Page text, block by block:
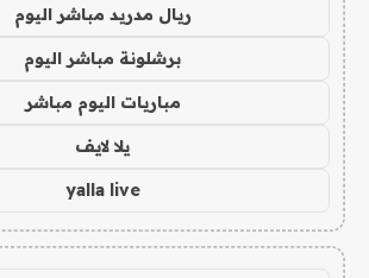
ريال مدريد مباشر اليوم
برشلونة مباشر اليوم
مباريات اليوم مباشر
يلا لايف
yalla live